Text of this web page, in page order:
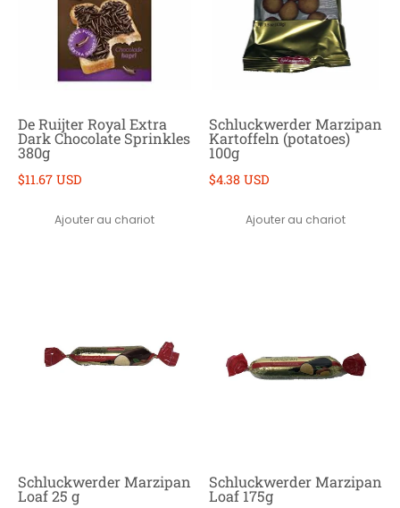
De Ruijter Royal Extra
Dark Chocolate Sprinkles
380g
$11.67 USD
Ajouter au chariot
Schluckwerder Marzipan
Kartoffeln (potatoes)
100g
$4.38 USD
Ajouter au chariot
Schluckwerder Marzipan
Loaf 25 g
Schluckwerder Marzipan
Loaf 175g